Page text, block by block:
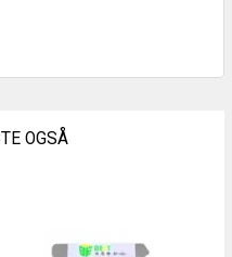
OGSÅ